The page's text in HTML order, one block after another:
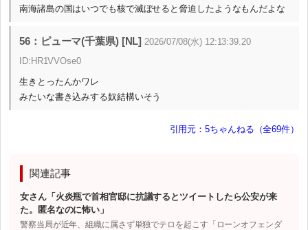
南海諸島の国はいつでも核で滅ぼせると脅迫したようなもんだよな
56：ピューマ(千葉県) [NL] 2026/07/08(水) 12:13:39.20
ID:HR1VVOse0
生きとったんかワレ
みたいな書き込みする奴結構いそう
引用元：5ちゃんねる（全69件）
関連記事
女さん「火炎瓶で首相官邸に抗議するとツイートしたら公安が来
た。匿名なのに怖い」
警察当局が近年、組織に属さず単独でテロを起こす「ローンオフェンダ